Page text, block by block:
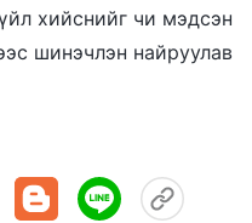
хийснийг чи мэдсэн
шинэчлэн найруулав